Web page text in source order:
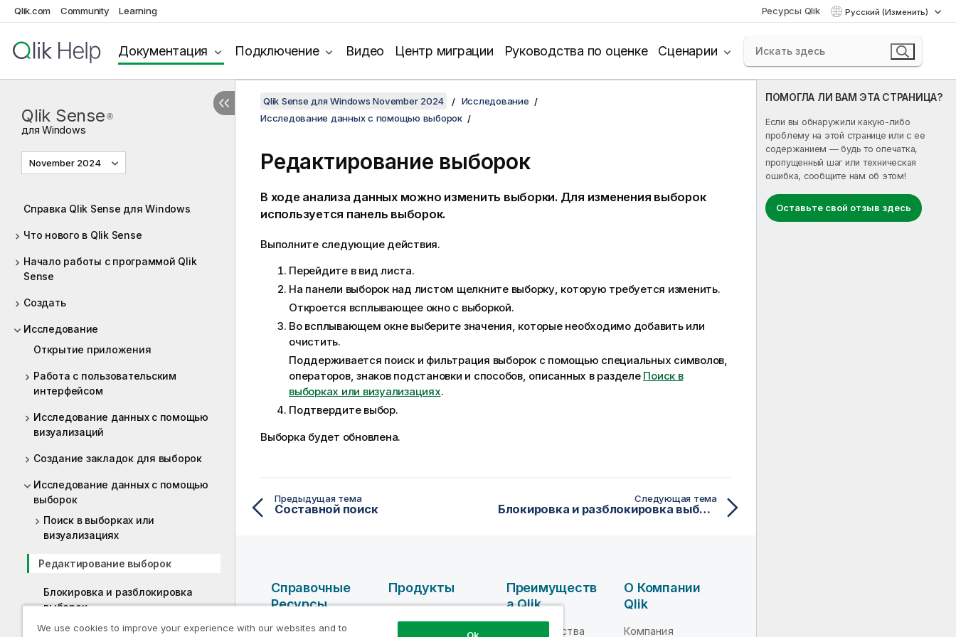
Qlik.com Community Learning Ресурсы Qlik Русский (Изменить)
Документация Подключение Видео Центр миграции Руководства по оценке Сценарии
Qlik Sense ®
для Windows
November 2024
Справка Qlik Sense для Windows
Что нового в Qlik Sense
Начало работы с программой Qlik
Sense
Создать
Исследование
Открытие приложения
Работа с пользовательским
интерфейсом
Исследование данных с помощью
визуализаций
Создание закладок для выборок
Исследование данных с помощью
выборок
Поиск в выборках или
визуализациях
Редактирование выборок
Блокировка и разблокировка
выборок
Перемещение в выборках вперед
ПОМОГЛА ЛИ ВАМ ЭТА СТРАНИЦА?
Если вы обнаружили какую-либо
проблему на этой странице или с ее
содержанием — будь то опечатка,
пропущенный шаг или техническая
ошибка, сообщите нам об этом!
Оставьте свой отзыв здесь
Qlik Sense для Windows November 2024
Исследование
Исследование данных с помощью выборок
Редактирование выборок
В ходе анализа данных можно изменить выборки. Для изменения выборок
используется панель выборок.
Выполните следующие действия.
Перейдите в вид листа.
На панели выборок над листом щелкните выборку, которую требуется изменить.
Откроется всплывающее окно с выборкой.
Во всплывающем окне выберите значения, которые необходимо добавить или
очистить.
Поддерживается поиск и фильтрация выборок с помощью специальных символов,
операторов, знаков подстановки и способов, описанных в разделе Поиск в
выборках или визуализациях.
Подтвердите выбор.
Выборка будет обновлена.
Предыдущая тема
Составной поиск
Следующая тема
Блокировка и разблокировка выборок
Справочные
Ресурсы
Справочные
Продукты
КАЧЕСТВО
Преимуществ
А Qlik
Преимущества
О Компании
Qlik
Компания
We use cookies to improve your experience with our websites and to